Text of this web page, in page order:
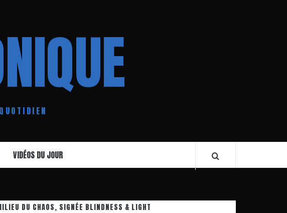
VIDÉOS DU JOUR
DU CHAOS, SIGNÉE BLINDNESS & LIGHT